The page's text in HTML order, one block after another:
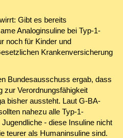
Gibt es bereits
Analoginsuline bei Typ-1-
noch für Kinder und
Krankenversicherung
Bundesausschuss ergab, dass
zur Verordnungsfähigkeit
bisher aussteht. Laut G-BA-
nahezu alle Typ-1-
- diese Insuline nicht
teurer als Humaninsuline sind.